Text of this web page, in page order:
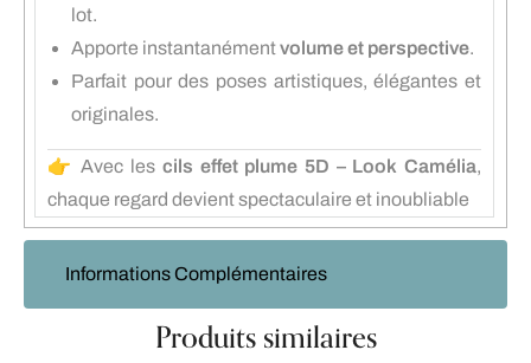
Informations Complémentaires
lot.
Apporte instantanémentvolume et perspective.
Parfait pour des poses artistiques, élégantes et
originales.
👉 Avec les cils effet plume 5D – Look Camélia,
chaque regard devient spectaculaire et inoubliable
Produits similaires